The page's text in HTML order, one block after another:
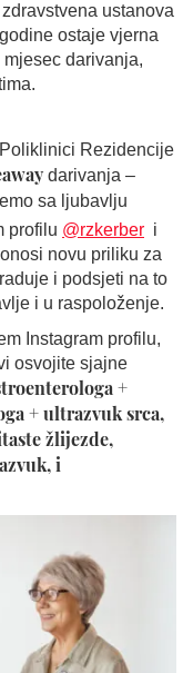
ustanova
ostaje vjerna
darivanja,
Rezidencije
darivanja –
sa ljubavlju
profilu @rzkerber i
novu priliku za
i podsjeti na to
i u raspoloženje.
Instagram profilu,
osvojite sjajne
+
+ ultrazvuk srca,
žlijezde,
i